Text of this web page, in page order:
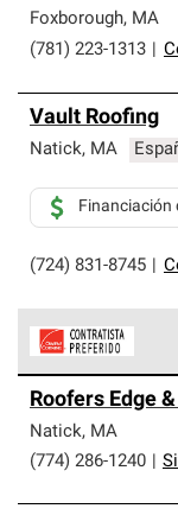
Foxborough, MA
(781) 223-1313
Vault Roofing
Natick, MA
(724) 831-8745
Financiación
parte de una red
que cumplen con
de
Roofers Edge
Natick, MA
(774) 286-1240